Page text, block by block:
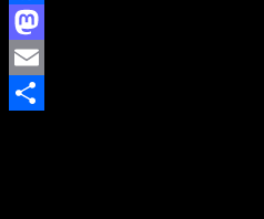
Facebook
Mastodon
Email